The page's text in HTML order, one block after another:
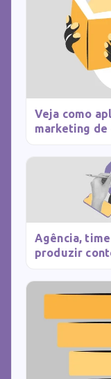
Veja como
marketing de
Agência,
produzir